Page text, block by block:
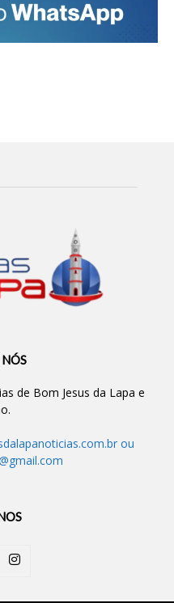
de Bom Jesus da Lapa e
ou